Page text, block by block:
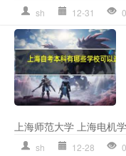
sh 12-31 0
上海师范大学 上海电机
sh 12-28 0